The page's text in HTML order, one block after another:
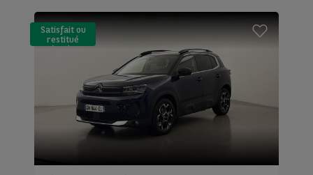
Satisfait ou
restitué
(LLD)*